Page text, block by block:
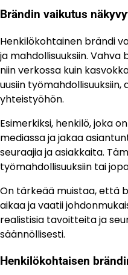
Brändin vaikutus
Henkilökohtainen brändi
ja mahdollisuuksiin.
niin verkossa kuin
uusiin työmahdollisuuksiin,
yhteistyöhön.
Esimerkiksi, henkilö, joka
mediassa ja jakaa
seuraajia ja asiakkaita.
työmahdollisuuksiin tai
On tärkeää muistaa, että
aikaa ja vaatii
realistisia tavoitteita ja
säännöllisesti.
Henkilökohtaisen